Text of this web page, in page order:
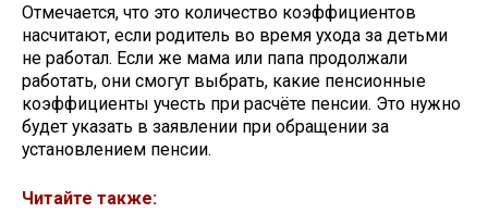
Отмечается, что это количество коэффициентов
насчитают, если родитель во время ухода за детьми
не работал. Если же мама или папа продолжали
работать, они смогут выбрать, какие пенсионные
коэффициенты учесть при расчёте пенсии. Это нужно
будет указать в заявлении при обращении за
установлением пенсии.
Читайте также: